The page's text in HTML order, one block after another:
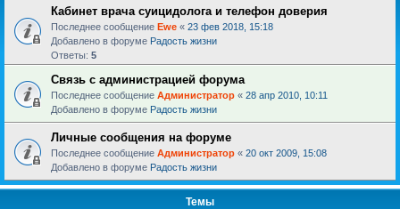
Кабинет врача суицидолога и телефон доверия
Последнее сообщение Ewe « 23 фев 2018, 15:18
Добавлено в форуме Радость жизни
Ответы: 5
Связь с администрацией форума
Последнее сообщение Администратор « 28 апр 2010, 10:11
Добавлено в форуме Радость жизни
Личные сообщения на форуме
Последнее сообщение Администратор « 20 окт 2009, 15:08
Добавлено в форуме Радость жизни
Темы